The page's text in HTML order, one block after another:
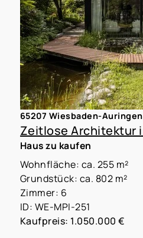
65207 Wiesbaden-Auringen
Haus zu kaufen
Wohnfläche: ca. 255 m²
Grundstück: ca. 802 m²
Zimmer: 6
ID: WE-MPI-251
Kaufpreis: 1.050.000 €